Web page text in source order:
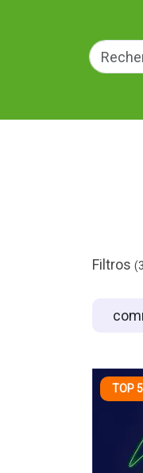
Filtros
TOP